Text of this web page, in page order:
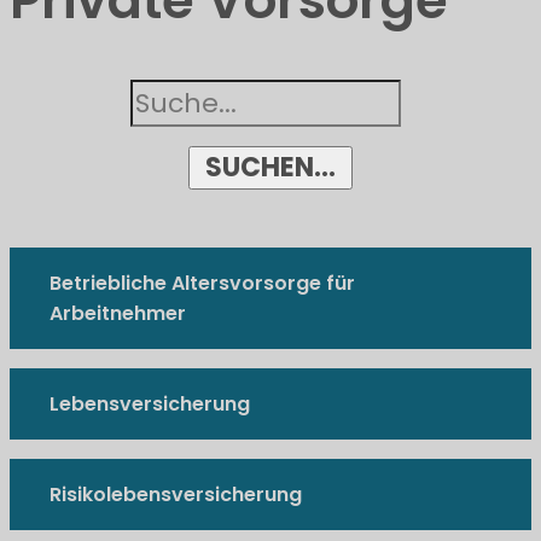
SUCHEN...
Betriebliche Altersvorsorge für
Arbeitnehmer
Lebensversicherung
Risikolebensversicherung